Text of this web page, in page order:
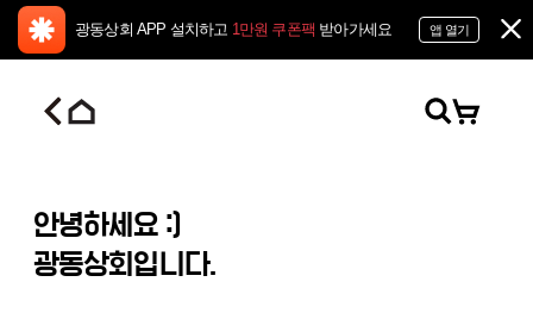
광동상회 APP 설치하고 1만원 쿠폰팩 받아가세요 앱 열기
안녕하세요 :)
광동상회입니다.